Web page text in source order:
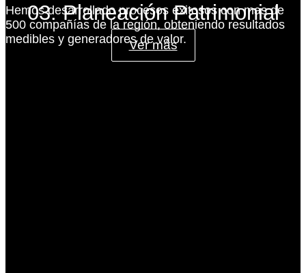
03. Planeación Patrimonial
Ver más
Hemos desarrollado procesos exitosos con mas de
500 compañías de la región, obteniendo resultados
medibles y generadores de valor.